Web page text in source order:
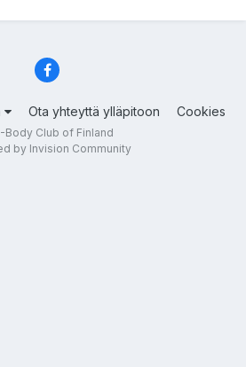
Ota yhteyttä ylläpitoon Cookies
Body Club of Finland
by Invision Community